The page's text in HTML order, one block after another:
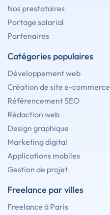
Nos prestataires
Portage salarial
Partenaires
Catégories populaires
Développement web
Création de site e-commerce
Référencement SEO
Rédaction web
Design graphique
Marketing digital
Applications mobiles
Gestion de projet
Freelance par villes
Freelance à Paris